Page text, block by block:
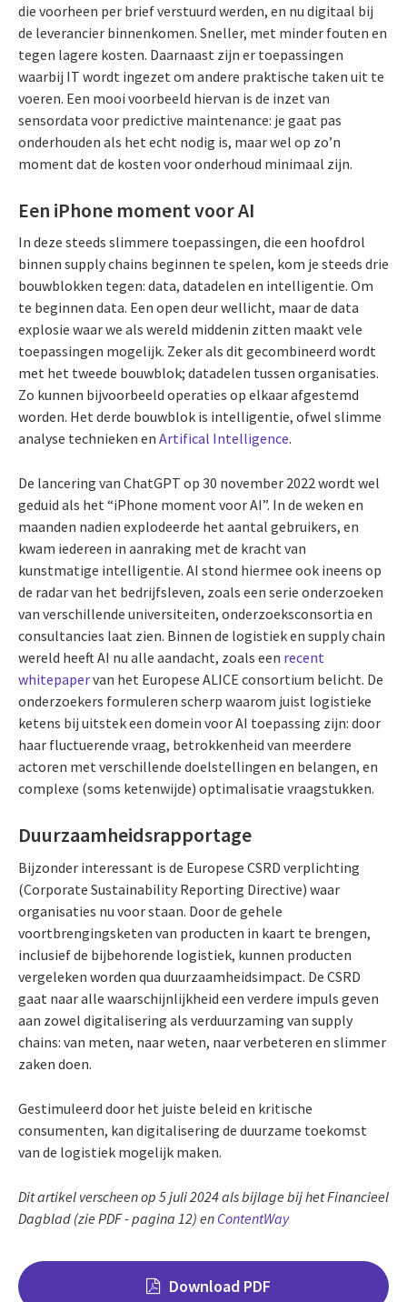
die voorheen per brief verstuurd werden, en nu digitaal bij
de leverancier binnenkomen. Sneller, met minder fouten en
tegen lagere kosten. Daarnaast zijn er toepassingen
waarbij IT wordt ingezet om andere praktische taken uit te
voeren. Een mooi voorbeeld hiervan is de inzet van
sensordata voor predictive maintenance: je gaat pas
onderhouden als het echt nodig is, maar wel op zo’n
moment dat de kosten voor onderhoud minimaal zijn.
Een iPhone moment voor AI
In deze steeds slimmere toepassingen, die een hoofdrol
binnen supply chains beginnen te spelen, kom je steeds drie
bouwblokken tegen: data, datadelen en intelligentie. Om
te beginnen data. Een open deur wellicht, maar de data
explosie waar we als wereld middenin zitten maakt vele
toepassingen mogelijk. Zeker als dit gecombineerd wordt
met het tweede bouwblok; datadelen tussen organisaties.
Zo kunnen bijvoorbeeld operaties op elkaar afgestemd
worden. Het derde bouwblok is intelligentie, ofwel slimme
analyse technieken en Artifical Intelligence.
De lancering van ChatGPT op 30 november 2022 wordt wel
geduid als het “iPhone moment voor AI”. In de weken en
maanden nadien explodeerde het aantal gebruikers, en
kwam iedereen in aanraking met de kracht van
kunstmatige intelligentie. AI stond hiermee ook ineens op
de radar van het bedrijfsleven, zoals een serie onderzoeken
van verschillende universiteiten, onderzoeksconsortia en
consultancies laat zien. Binnen de logistiek en supply chain
wereld heeft AI nu alle aandacht, zoals een recent
whitepapervan het Europese ALICE consortium belicht. De
onderzoekers formuleren scherp waarom juist logistieke
ketens bij uitstek een domein voor AI toepassing zijn: door
haar fluctuerende vraag, betrokkenheid van meerdere
actoren met verschillende doelstellingen en belangen, en
complexe (soms ketenwijde) optimalisatie vraagstukken.
Duurzaamheidsrapportage
Bijzonder interessant is de Europese CSRD verplichting
(Corporate Sustainability Reporting Directive) waar
organisaties nu voor staan. Door de gehele
voortbrengingsketen van producten in kaart te brengen,
inclusief de bijbehorende logistiek, kunnen producten
vergeleken worden qua duurzaamheidsimpact. De CSRD
gaat naar alle waarschijnlijkheid een verdere impuls geven
aan zowel digitalisering als verduurzaming van supply
chains: van meten, naar weten, naar verbeteren en slimmer
zaken doen.
Gestimuleerd door het juiste beleid en kritische
consumenten, kan digitalisering de duurzame toekomst
van de logistiek mogelijk maken.
Dit artikel verscheen op 5 juli 2024 als bijlage bij het Financieel
Dagblad (zie PDF - pagina 12) en ContentWay
Download PDF